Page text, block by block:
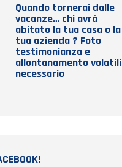
Quando tornerai dalle
vacanze… chi avrà
abitato la tua casa o la
tua azienda ? Foto
testimonianza e
allontanamento volatili
necessario